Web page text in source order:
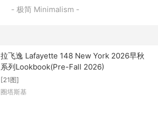
- 极简 Minimalism -
拉飞逸 Lafayette 148 New York 2026早秋
系列Lookbook(Pre-Fall 2026)
[21图]
圈塔斯基